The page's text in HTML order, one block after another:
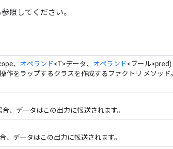
照してください。
、 オペランド<T>データ、 オペランド<ブール>pred)
作をラップするクラスを作成するファクトリ メソッド。
、データはこの出力に転送されます。
、データはこの出力に転送されます。